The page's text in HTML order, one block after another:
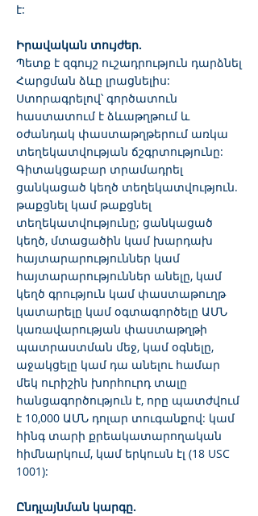
է:
Իրավական տույժեր.
Պետք է զգույշ ուշադրություն դարձնել
Հարցման ձևը լրացնելիս:
Ստորագրելով՝ գործատուն
հաստատում է ձևաթղթում և
օժանդակ փաստաթղթերում առկա
տեղեկատվության ճշգրտությունը:
Գիտակցաբար տրամադրել
ցանկացած կեղծ տեղեկատվություն.
թաքցնել կամ թաքցնել
տեղեկատվությունը; ցանկացած
կեղծ, մտացածին կամ խարդախ
հայտարարություններ կամ
հայտարարություններ անելը, կամ
կեղծ գրություն կամ փաստաթուղթ
կատարելը կամ օգտագործելը ԱՄՆ
կառավարության փաստաթղթի
պատրաստման մեջ, կամ օգնելը,
աջակցելը կամ դա անելու համար
մեկ ուրիշին խորհուրդ տալը
հանցագործություն է, որը պատժվում
է 10,000 ԱՄՆ դոլար տուգանքով: կամ
հինգ տարի քրեակատարողական
հիմնարկում, կամ երկուսն էլ (18 USC
1001):
Ընդլայնման կարգը.